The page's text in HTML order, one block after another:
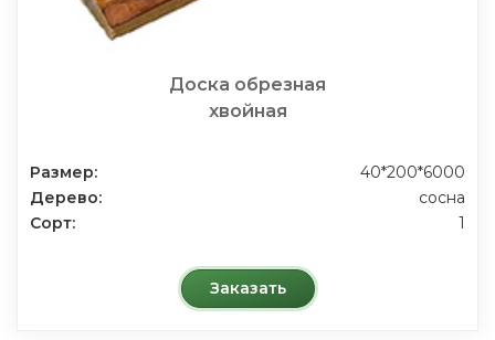
Доска обрезная
хвойная
Размер:
40*200*6000
Дерево:
сосна
Сорт:
1
Заказать